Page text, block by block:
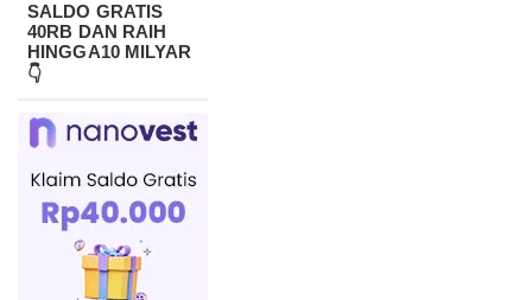
SALDO GRATIS
40RB DAN RAIH
HINGGA10 MILYAR
👇